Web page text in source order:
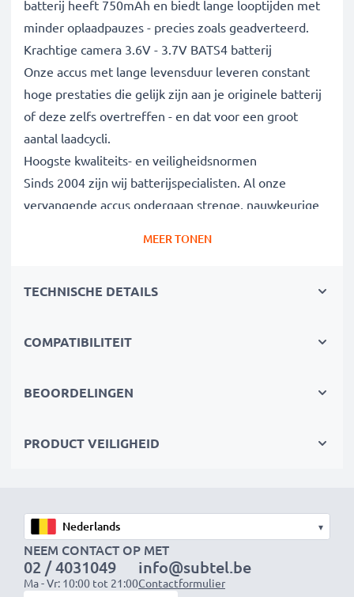
batterij heeft 750mAh en biedt lange looptijden met
minder oplaadpauzes - precies zoals geadverteerd.
Krachtige camera 3.6V - 3.7V BATS4 batterij
Onze accus met lange levensduur leveren constant
hoge prestaties die gelijk zijn aan je originele batterij
of deze zelfs overtreffen - en dat voor een groot
aantal laadcycli.
Hoogste kwaliteits- en veiligheidsnormen
Sinds 2004 zijn wij batterijspecialisten. Al onze
vervangende accus ondergaan strenge, nauwkeurige
Vervang de batterij, niet je apparaat. Het is de
die je geld bespaart en tegelijkertijd je ecologische
Bestel nu!
MEER TONEN
TECHNISCHE DETAILS
COMPATIBILITEIT
BEOORDELINGEN
PRODUCT VEILIGHEID
▾
NEEM CONTACT OP MET
02 / 4031049
Ma - Vr: 10:00 tot 21:00
info@subtel.be
Contactformulier